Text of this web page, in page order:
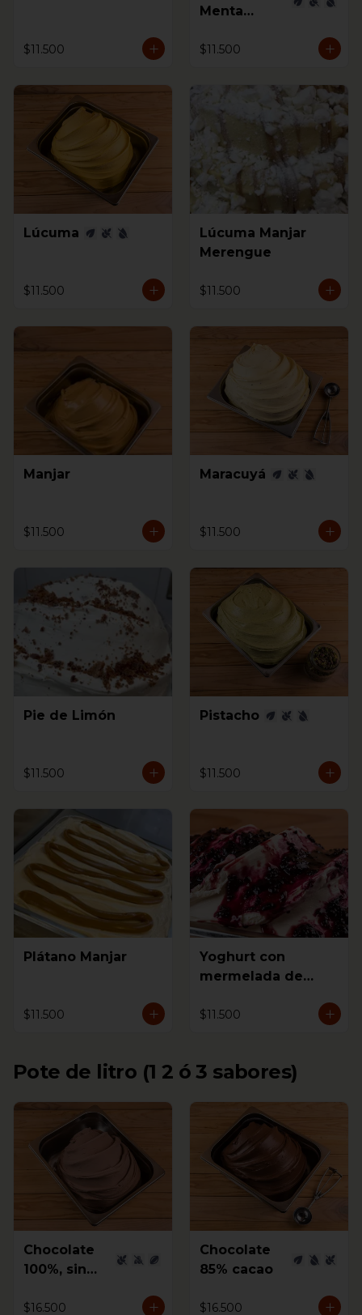
$11.500
Menta
$11.500
Lúcuma
$11.500
Lúcuma Manjar
Merengue
$11.500
Manjar
$11.500
Maracuyá
$11.500
Pie de Limón
$11.500
Pistacho
$11.500
Plátano Manjar
$11.500
Yoghurt con
mermelada de
$11.500
Pote de litro (1 2 ó 3 sabores)
Chocolate
100%, sin
$16.500
Chocolate
85% cacao
$16.500